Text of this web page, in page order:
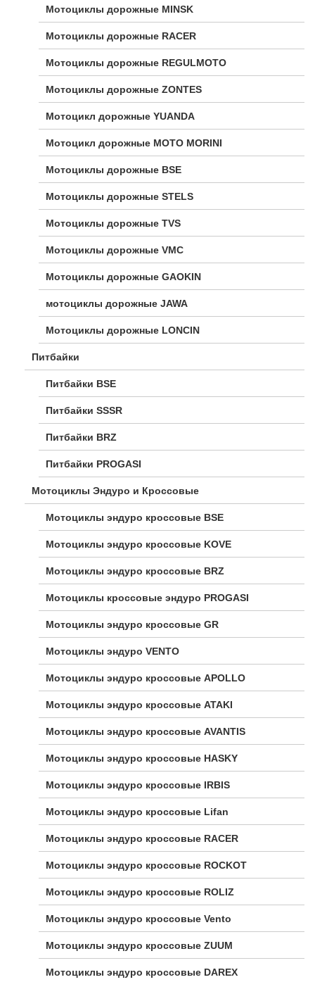
Мотоциклы дорожные MINSK
Мотоциклы дорожные RACER
Мотоциклы дорожные REGULMOTO
Мотоциклы дорожные ZONTES
Мотоцикл дорожные YUANDA
Мотоцикл дорожные МОТО MORINI
Мотоциклы дорожные BSE
Мотоциклы дорожные STELS
Мотоциклы дорожные TVS
Мотоциклы дорожные VMC
Мотоциклы дорожные GAOKIN
мотоциклы дорожные JAWA
Мотоциклы дорожные LONCIN
Питбайки
Питбайки BSE
Питбайки SSSR
Питбайки BRZ
Питбайки PROGASI
Мотоциклы Эндуро и Кроссовые
Мотоциклы эндуро кроссовые BSE
Мотоциклы эндуро кроссовые KOVE
Мотоциклы эндуро кроссовые BRZ
Мотоциклы кроссовые эндуро PROGASI
Мотоциклы эндуро кроссовые GR
Мотоциклы эндуро VENTO
Мотоциклы эндуро кроссовые APOLLO
Мотоциклы эндуро кроссовые ATAKI
Мотоциклы эндуро кроссовые AVANTIS
Мотоциклы эндуро кроссовые HASKY
Мотоциклы эндуро кроссовые IRBIS
Мотоциклы эндуро кроссовые Lifan
Мотоциклы эндуро кроссовые RACER
Мотоциклы эндуро кроссовые ROCKOT
Мотоциклы эндуро кроссовые ROLIZ
Мотоциклы эндуро кроссовые Vento
Мотоциклы эндуро кроссовые ZUUM
Мотоциклы эндуро кроссовые DAREX